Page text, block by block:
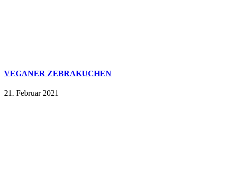
VEGANER ZEBRAKUCHEN
21. Februar 2021